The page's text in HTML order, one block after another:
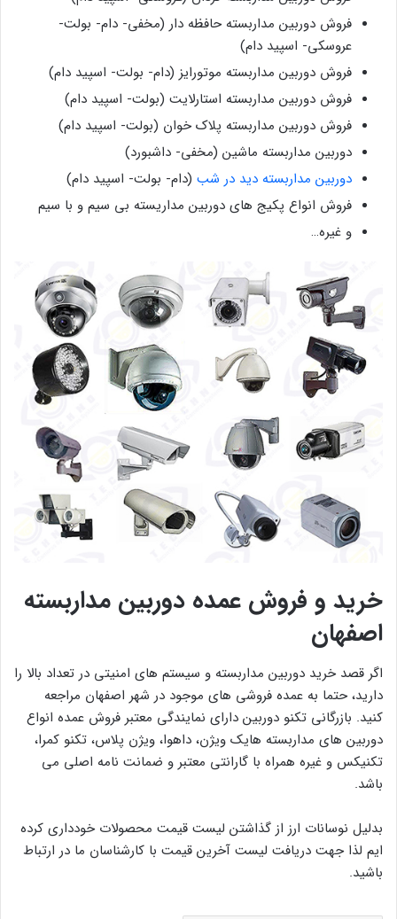
فروش دوربین مداربسته حافظه دار (مخفی- دام- بولت-
عروسکی- اسپید دام)
فروش دوربین مداربسته موتورایز (دام- بولت- اسپید دام)
فروش دوربین مداربسته استارلایت (بولت- اسپید دام)
فروش دوربین مداربسته پلاک خوان (بولت- اسپید دام)
دوربین مداربسته ماشین (مخفی- داشبورد)
دوربین مداربسته دید در شب (دام- بولت- اسپید دام)
فروش انواع پکیج های دوربین مداریسته بی سیم و با سیم
و غیره…
خرید و فروش عمده دوربین مداربسته
اصفهان
اگر قصد خرید دوربین مداربسته و سیستم های امنیتی در تعداد بالا را
دارید، حتما به عمده فروشی های موجود در شهر اصفهان مراجعه
کنید. بازرگانی تکنو دوربین دارای نمایندگی معتبر فروش عمده انواع
دوربین های مداربسته هایک ویژن، داهوا، ویژن پلاس، تکنو کمرا،
تکنیکس و غیره همراه با گارانتی معتبر و ضمانت نامه اصلی می
باشد.
بدلیل نوسانات ارز از گذاشتن لیست قیمت محصولات خودداری کرده
ایم لذا جهت دریافت لیست آخرین قیمت با کارشناسان ما در ارتباط
باشید.